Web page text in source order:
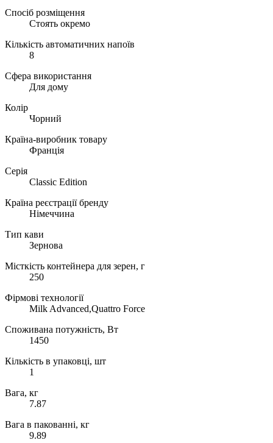
Спосіб розміщення
Стоять окремо
Кількість автоматичних напоїв
8
Сфера використання
Для дому
Колір
Чорний
Країна-виробник товару
Франція
Серія
Classic Edition
Країна реєстрації бренду
Німеччина
Тип кави
Зернова
Місткість контейнера для зерен, г
250
Фірмові технології
Milk Advanced,Quattro Force
Споживана потужність, Вт
1450
Кількість в упаковці, шт
1
Вага, кг
7.87
Вага в пакованні, кг
9.89